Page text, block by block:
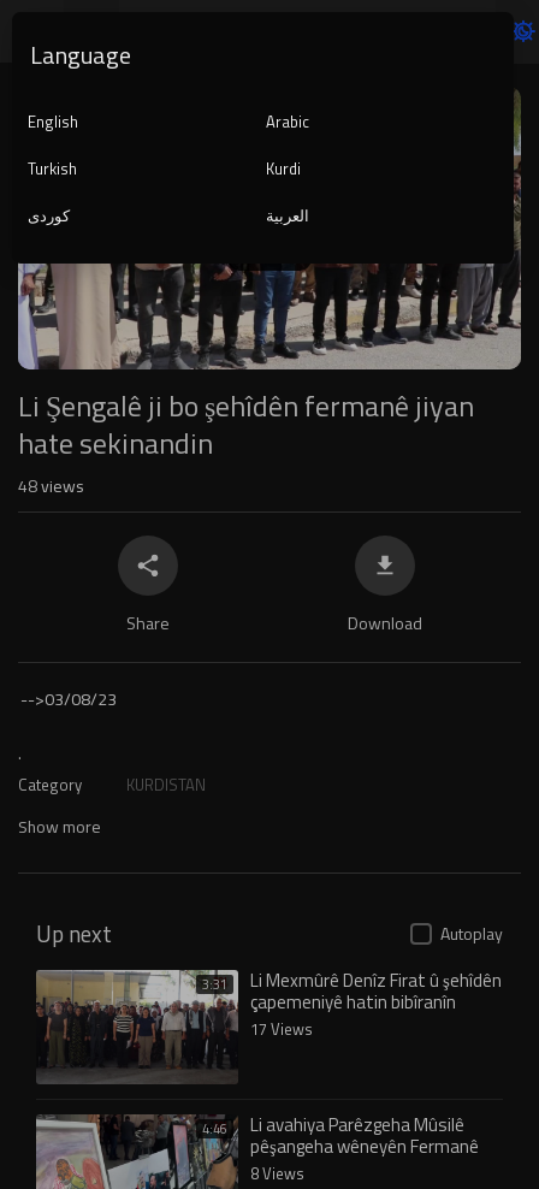
Player
480p
360p
240p
Li Şengalê ji bo şehîdên fermanê jiyan
hate sekinandin
48views
Share Download
-->03/08/23
.
Category KURDISTAN
Show more
Up next Autoplay
3:31 Li Mexmûrê Denîz Firat û şehîdên
çapemeniyê hatin bibîranîn
17 Views
4:46 Li avahiya Parêzgeha Mûsilê
pêşangeha wêneyên Fermanê
8 Views
Language
English
Arabic
Turkish
Kurdi
کوردی
العربية